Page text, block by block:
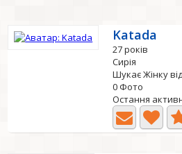
Katada
27 років
Сирія
Шукає Жінку
0 Фото
Остання